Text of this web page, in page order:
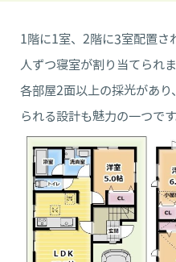
1階に1室、2階に3室配置さ
人ずつ寝室が割り当てられま
各部屋2面以上の採光があ
られる設計も魅力の一つです